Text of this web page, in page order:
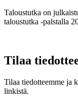
Taloustutka on
taloustutka -palstalla
Tilaa
Tilaa tiedotteemme ja
linkistä.